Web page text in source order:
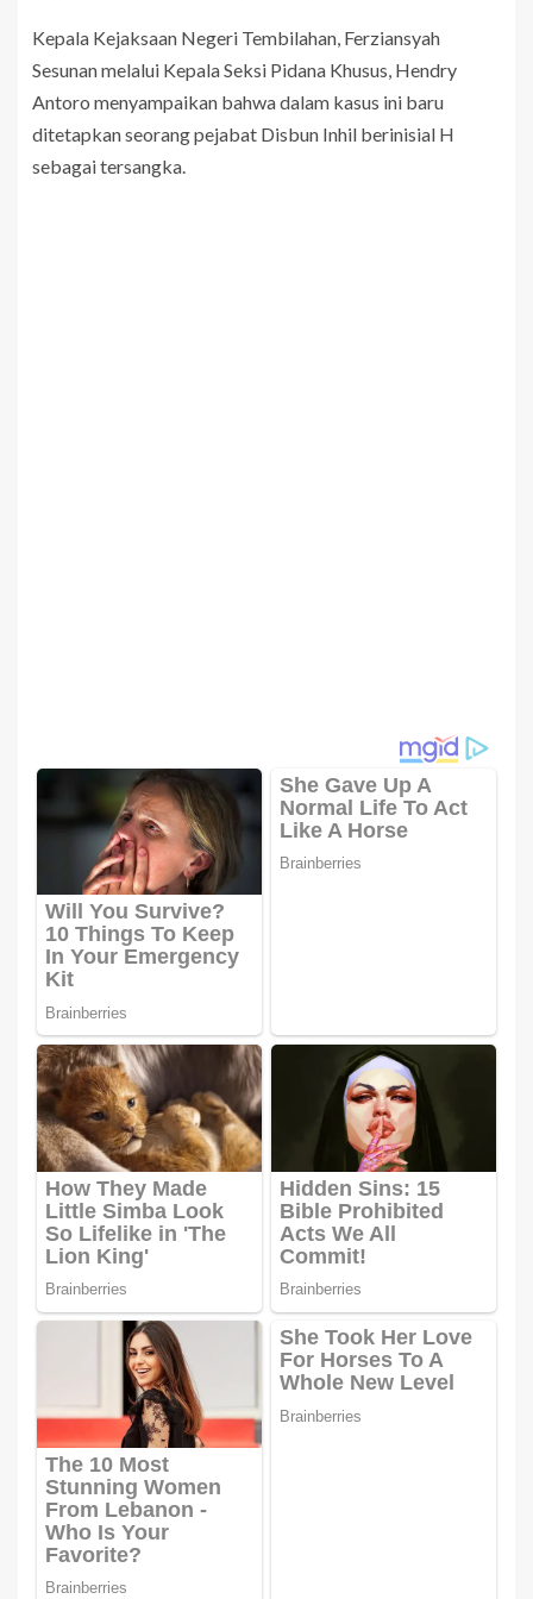
Kepala Kejaksaan Negeri Tembilahan, Ferziansyah
Sesunan melalui Kepala Seksi Pidana Khusus, Hendry
Antoro menyampaikan bahwa dalam kasus ini baru
ditetapkan seorang pejabat Disbun Inhil berinisial H
sebagai tersangka.